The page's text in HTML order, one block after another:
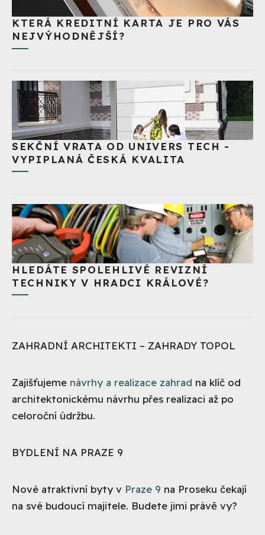
KTERÁ KREDITNÍ KARTA JE PRO VÁS
NEJVÝHODNĚJŠÍ?
SEKČNÍ VRATA OD UNIVERS TECH -
VYPIPLANÁ ČESKÁ KVALITA
HLEDÁTE SPOLEHLIVÉ REVIZNÍ
TECHNIKY V HRADCI KRÁLOVÉ?
ZAHRADNÍ ARCHITEKTI – ZAHRADY TOPOL
Zajišťujeme návrhy a realizace zahrad na klíč od
architektonickému návrhu přes realizaci až po
celoroční údržbu.
BYDLENÍ NA PRAZE 9
Nové atraktivní byty v Praze 9 na Proseku čekají
na své budoucí majitele. Budete jimi právě vy?